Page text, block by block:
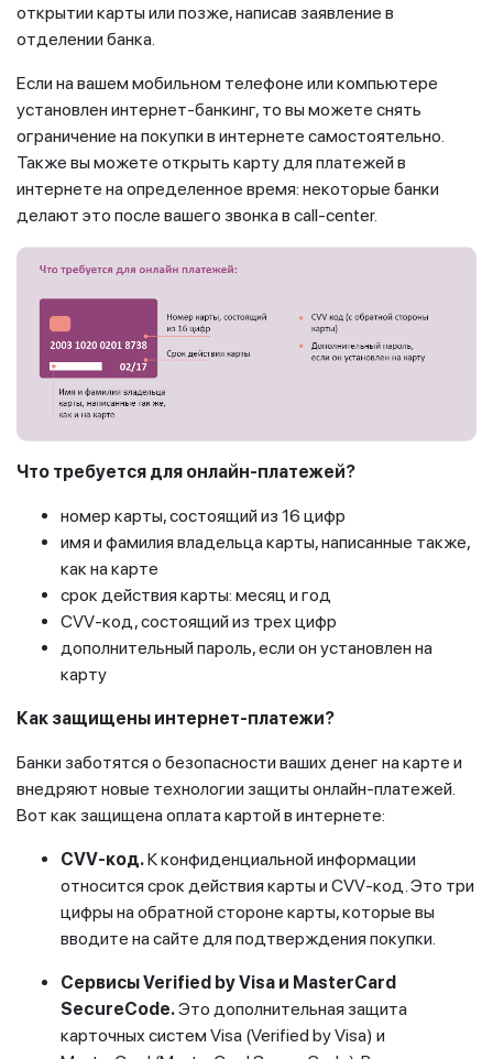
открытии карты или позже, написав заявление в
отделении банка.
Если на вашем мобильном телефоне или компьютере
установлен интернет-банкинг, то вы можете снять
ограничение на покупки в интернете самостоятельно.
Также вы можете открыть карту для платежей в
интернете на определенное время: некоторые банки
делают это после вашего звонка в call-center.
Что требуется для онлайн-платежей?
номер карты, состоящий из 16 цифр
имя и фамилия владельца карты, написанные также,
как на карте
срок действия карты: месяц и год
CVV-код, состоящий из трех цифр
дополнительный пароль, если он установлен на
карту
Как защищены интернет-платежи?
Банки заботятся о безопасности ваших денег на карте и
внедряют новые технологии защиты онлайн-платежей.
Вот как защищена оплата картой в интернете:
CVV-код.К конфиденциальной информации
относится срок действия карты и CVV-код. Это три
цифры на обратной стороне карты, которые вы
вводите на сайте для подтверждения покупки.
Сервисы Verified by Visa и MasterCard
SecureCode.Это дополнительная защита
карточных систем Visa (Verified by Visa) и